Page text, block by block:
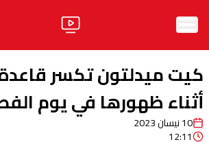
الأخبار
آراء
كيت ميدلتون تكسر
أثناء ظهورها في يوم
10 نيسان 2023
12:11